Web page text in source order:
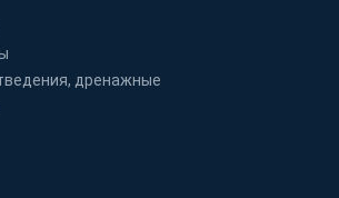
дренажные